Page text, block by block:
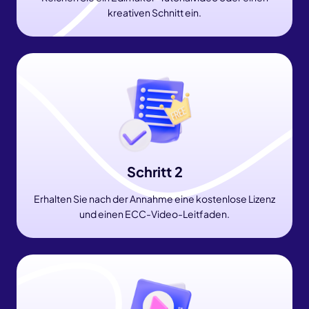
kreativen Schnitt ein.
Schritt 2
Erhalten Sie nach der Annahme eine kostenlose Lizenz
und einen ECC-Video-Leitfaden.